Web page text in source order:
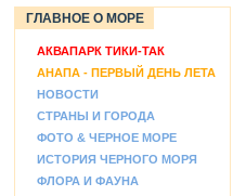
ГЛАВНОЕ О МОРЕ
АКВАПАРК ТИКИ-ТАК
АНАПА - ПЕРВЫЙ ДЕНЬ ЛЕТА
НОВОСТИ
СТРАНЫ И ГОРОДА
ФОТО & ЧЕРНОЕ МОРЕ
ИСТОРИЯ ЧЕРНОГО МОРЯ
ФЛОРА И ФАУНА